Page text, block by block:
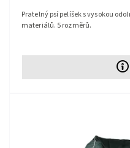
Pratelný psí pelíšek s vysokou
materiálů. 5 rozměrů.